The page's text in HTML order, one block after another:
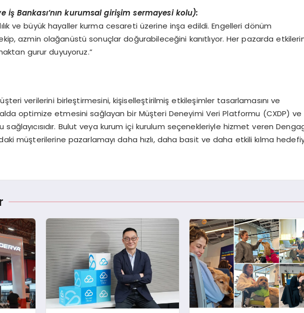
İş Bankası’nın kurumsal girişim sermayesi kolu):
ve büyük hayaller kurma cesareti üzerine inşa edildi. Engelleri dönüm
azmin olağanüstü sonuçlar doğurabileceğini kanıtlıyor. Her pazarda
gurur duyuyoruz.”
verilerini birleştirmesini, kişiselleştirilmiş etkileşimler tasarlamasını ve
optimize etmesini sağlayan bir Müşteri Deneyimi Veri Platformu (CXDP) ve
Bulut veya kurum içi kurulum seçenekleriyle hizmet veren
müşterilerine pazarlamayı daha hızlı, daha basit ve daha etkili kılma